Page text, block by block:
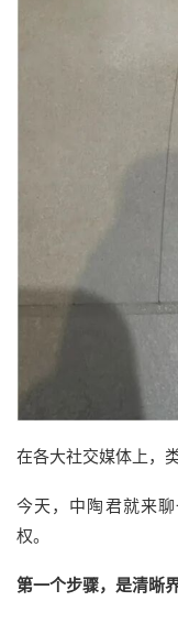
在各大社交媒体上，
今天，中陶君就来
权。
第一个步骤，是清晰